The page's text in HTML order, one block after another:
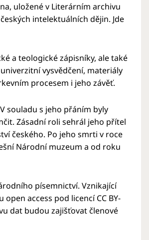
uložené v Literárním archivu
intelektuálních dějin. Jde
a teologické zápisníky, ale také
vysvědčení, materiály
procesem i jeho závěť.
souladu s jeho přáním byly
Zásadní roli sehrál jeho přítel
českého. Po jeho smrti v roce
Národní muzeum a od roku
písemnictví. Vznikající
access pod licencí CC BY-
dat budou zajišťovat členové